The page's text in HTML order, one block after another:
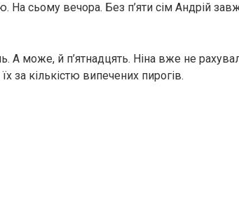
На сьому вечора. Без п’яти сім Андрій
А може, й п’ятнадцять. Ніна вже не
за кількістю випечених пирогів.